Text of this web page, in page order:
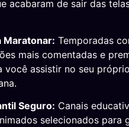
acabaram de sair das
Maratonar: Temporadas
mais comentadas e
você assistir no seu
Seguro: Canais
selecionados para